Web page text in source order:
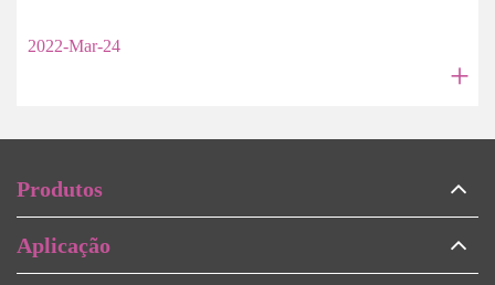
2022-Mar-24
+
Produtos
Aplicação